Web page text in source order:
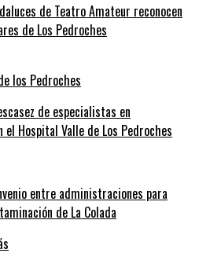
de Teatro Amateur reconocen
de Los Pedroches
de especialistas en
Hospital Valle de Los Pedroches
entre administraciones para
de La Colada